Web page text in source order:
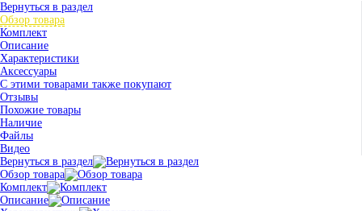
Вернуться в раздел
Обзор товара
Комплект
Описание
Характеристики
Аксессуары
С этими товарами также покупают
Отзывы
Похожие товары
Наличие
Файлы
Видео
Вернуться в раздел
Обзор товара
Комплект
Описание